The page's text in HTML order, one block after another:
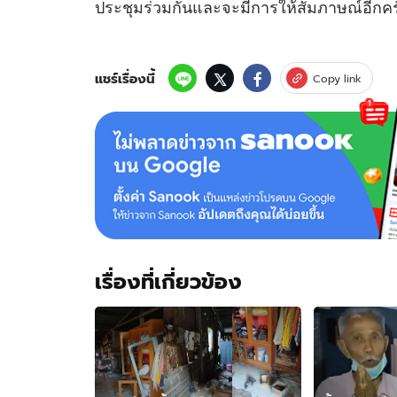
ประชุมร่วมกันและจะมีการให้สัมภาษณ์อีกค
แชร์เรื่องนี้ Copy link
เรื่องที่เกี่ยวข้อง